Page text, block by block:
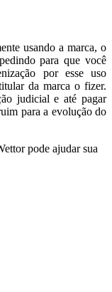
usando a marca, o
para que você
por esse uso
da marca o fizer.
judicial e até pagar
para a evolução do
pode ajudar sua